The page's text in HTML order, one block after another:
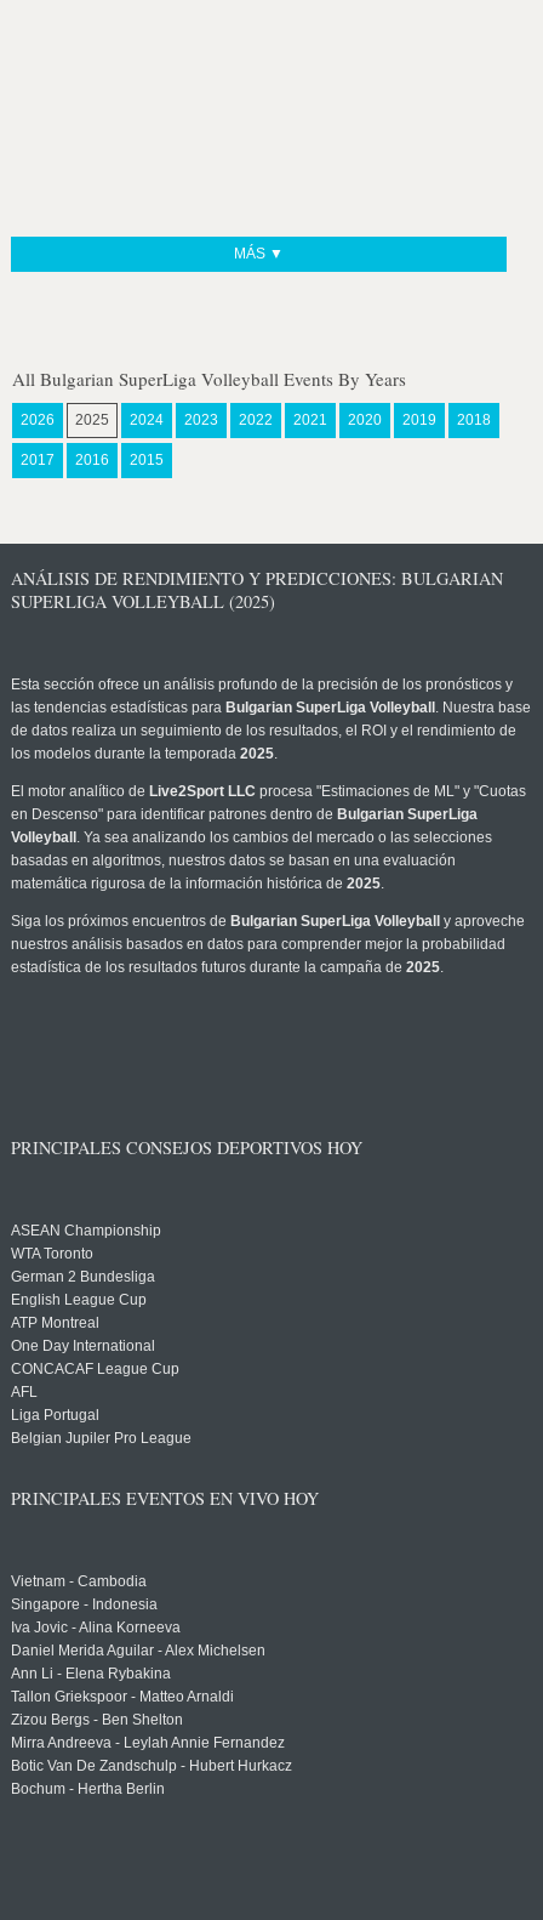
MÁS ▼
All Bulgarian SuperLiga Volleyball Events By Years
2026 2025 2024 2023 2022 2021 2020 2019 2018
2017 2016 2015
ANÁLISIS DE RENDIMIENTO Y PREDICCIONES: BULGARIAN
SUPERLIGA VOLLEYBALL (2025)
Esta sección ofrece un análisis profundo de la precisión de los pronósticos y
las tendencias estadísticas para Bulgarian SuperLiga Volleyball . Nuestra base
de datos realiza un seguimiento de los resultados, el ROI y el rendimiento de
los modelos durante la temporada 2025.
El motor analítico de Live2Sport LLC procesa "Estimaciones de ML" y "Cuotas
en Descenso" para identificar patrones dentro de Bulgarian SuperLiga
Volleyball . Ya sea analizando los cambios del mercado o las selecciones
basadas en algoritmos, nuestros datos se basan en una evaluación
matemática rigurosa de la información histórica de 2025.
Siga los próximos encuentros de Bulgarian SuperLiga Volleyball
y aproveche
nuestros análisis basados en datos para comprender mejor la probabilidad
estadística de los resultados futuros durante la campaña de 2025.
PRINCIPALES CONSEJOS DEPORTIVOS HOY
ASEAN Championship
WTA Toronto
German 2 Bundesliga
English League Cup
ATP Montreal
One Day International
CONCACAF League Cup
AFL
Liga Portugal
Belgian Jupiler Pro League
PRINCIPALES EVENTOS EN VIVO HOY
Vietnam - Cambodia
Singapore - Indonesia
Iva Jovic - Alina Korneeva
Daniel Merida Aguilar - Alex Michelsen
Ann Li - Elena Rybakina
Tallon Griekspoor - Matteo Arnaldi
Zizou Bergs - Ben Shelton
Mirra Andreeva - Leylah Annie Fernandez
Botic Van De Zandschulp - Hubert Hurkacz
Bochum - Hertha Berlin